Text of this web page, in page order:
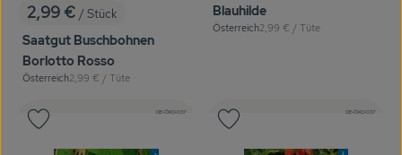
, Preis:
2,99 € / Stück
Saatgut Buschbohnen
Borlotto Rosso
, Herkunft:
Österreich, Referenzpreis:
2,99 € / Tüte
Blauhilde
, Herkunft:
Österreich, Referenzpreis:
2,99 € / Tüte
, Kontrollstelle:
DE-ÖKO-037 , Kontrollstelle:
DE-ÖKO-037